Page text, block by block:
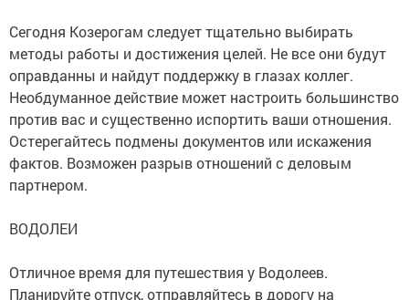
Сегодня Козерогам следует тщательно выбирать
методы работы и достижения целей. Не все они будут
оправданны и найдут поддержку в глазах коллег.
Необдуманное действие может настроить большинство
против вас и существенно испортить ваши отношения.
Остерегайтесь подмены документов или искажения
фактов. Возможен разрыв отношений с деловым
партнером.
ВОДОЛЕИ
Отличное время для путешествия у Водолеев.
Планируйте отпуск, отправляйтесь в дорогу на